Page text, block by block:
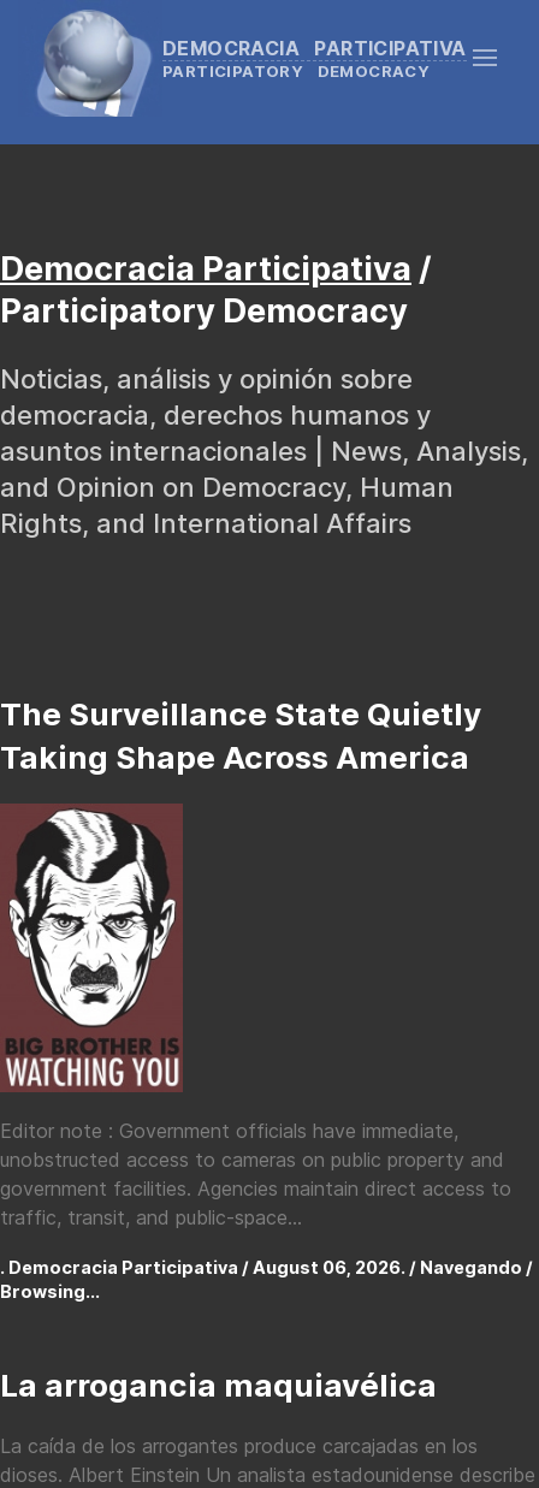
DEMOCRACIA PARTICIPATIVA
PARTICIPATORY DEMOCRACY
Democracia Participativa /
Participatory Democracy
Noticias, análisis y opinión sobre
democracia, derechos humanos y
asuntos internacionales | News, Analysis,
and Opinion on Democracy, Human
Rights, and International Affairs
The Surveillance State Quietly
Taking Shape Across America
Editor note : Government officials have immediate,
unobstructed access to cameras on public property and
government facilities. Agencies maintain direct access to
traffic, transit, and public-space...
. Democracia Participativa / August 06, 2026. / Navegando /
Browsing...
La arrogancia maquiavélica
La caída de los arrogantes produce carcajadas en los
dioses. Albert Einstein Un analista estadounidense describe